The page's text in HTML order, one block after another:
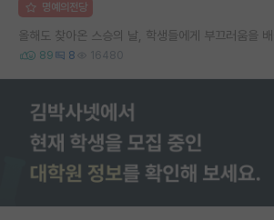
명예의전당
올해도 찾아온 스승의 날, 학생들에게 부끄러움을 배
89 8 16480